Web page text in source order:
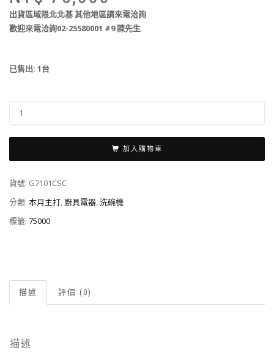
出貨區域限北北基其他地區請來電洽詢
歡迎來電洽詢02-25580001 #9 陳先生
已售出: 1台
加入購物車
貨號: G7101CSC
分類: 本月主打, 廚具電器,洗碗機
標籤: 75000
描述 評價 (0)
描述